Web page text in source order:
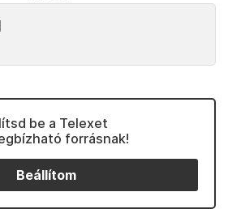
be a Telexet
forrásnak!
Beállítom